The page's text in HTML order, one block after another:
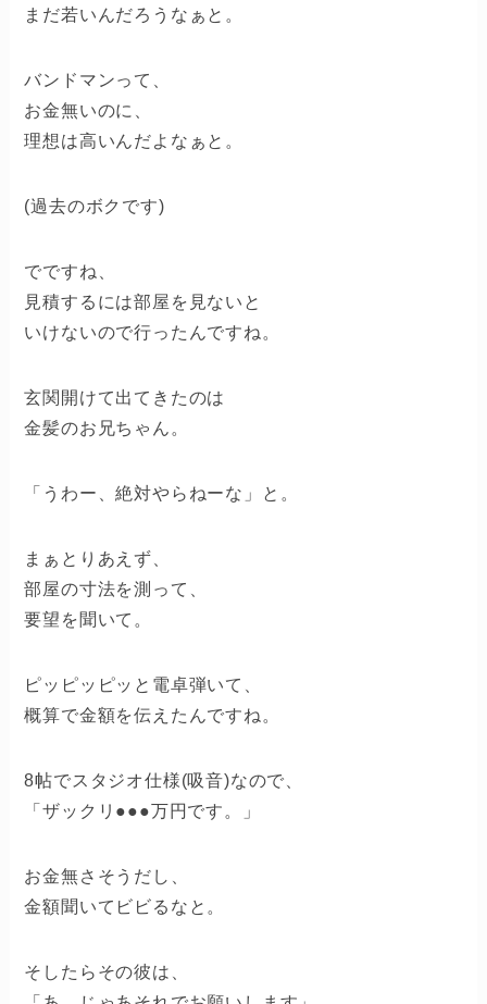
まだ若いんだろうなぁと。
バンドマンって、
お金無いのに、
理想は高いんだよなぁと。
(過去のボクです)
でですね、
見積するには部屋を見ないと
いけないので行ったんですね。
玄関開けて出てきたのは
金髪のお兄ちゃん。
「うわー、絶対やらねーな」と。
まぁとりあえず、
部屋の寸法を測って、
要望を聞いて。
ピッピッピッと電卓弾いて、
概算で金額を伝えたんですね。
8帖でスタジオ仕様(吸音)なので、
「ザックリ●●●万円です。」
お金無さそうだし、
金額聞いてビビるなと。
そしたらその彼は、